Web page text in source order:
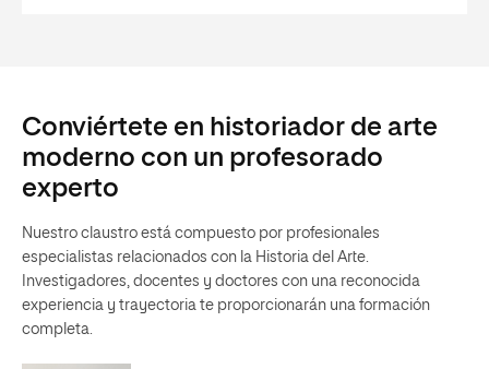
Conviértete en historiador de arte
moderno con un profesorado
experto
Nuestro claustro está compuesto por profesionales
especialistas relacionados con la Historia del Arte.
Investigadores, docentes y doctores con una reconocida
experiencia y trayectoria te proporcionarán una formación
completa.